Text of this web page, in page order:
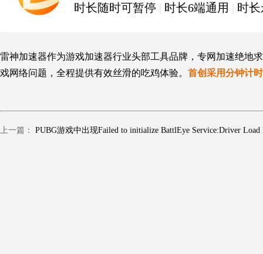
时长随时可暂停 时长6端通用 时
雷神加速器作为游戏加速器行业头部工具品牌，专网加速绝地
戏网络问题，全程提供有效丝滑的吃鸡体验。 首创采用分钟计
上一篇：